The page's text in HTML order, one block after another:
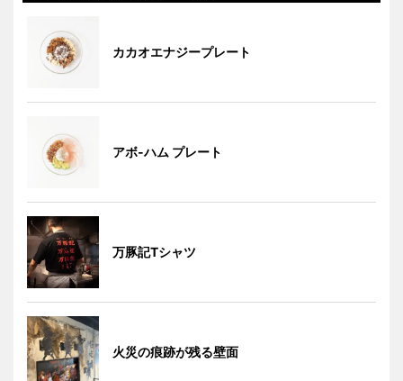
カカオエナジープレート
アボ-ハム プレート
万豚記Tシャツ
火災の痕跡が残る壁面